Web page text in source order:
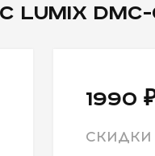
LUMIX DMC-
1990